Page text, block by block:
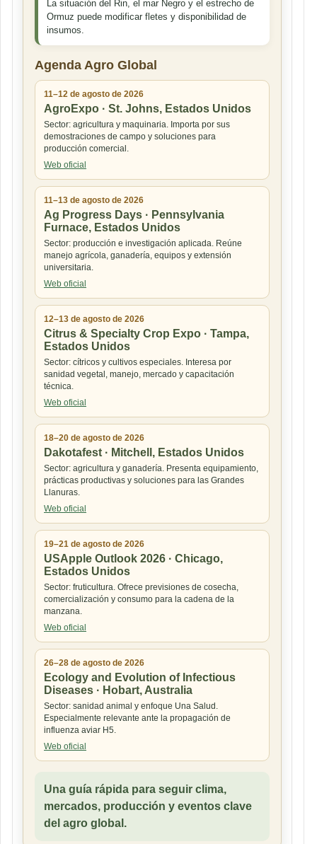
La situación del Rin, el mar Negro y el estrecho de
Ormuz puede modificar fletes y disponibilidad de
insumos.
Agenda Agro Global
11–12 de agosto de 2026
AgroExpo · St. Johns, Estados Unidos
Sector: agricultura y maquinaria. Importa por sus
demostraciones de campo y soluciones para
producción comercial.
Web oficial
11–13 de agosto de 2026
Ag Progress Days · Pennsylvania
Furnace, Estados Unidos
Sector: producción e investigación aplicada. Reúne
manejo agrícola, ganadería, equipos y extensión
universitaria.
Web oficial
12–13 de agosto de 2026
Citrus & Specialty Crop Expo · Tampa,
Estados Unidos
Sector: cítricos y cultivos especiales. Interesa por
sanidad vegetal, manejo, mercado y capacitación
técnica.
Web oficial
18–20 de agosto de 2026
Dakotafest · Mitchell, Estados Unidos
Sector: agricultura y ganadería. Presenta equipamiento,
prácticas productivas y soluciones para las Grandes
Llanuras.
Web oficial
19–21 de agosto de 2026
USApple Outlook 2026 · Chicago,
Estados Unidos
Sector: fruticultura. Ofrece previsiones de cosecha,
comercialización y consumo para la cadena de la
manzana.
Web oficial
26–28 de agosto de 2026
Ecology and Evolution of Infectious
Diseases · Hobart, Australia
Sector: sanidad animal y enfoque Una Salud.
Especialmente relevante ante la propagación de
influenza aviar H5.
Web oficial
Una guía rápida para seguir clima,
mercados, producción y eventos clave
del agro global.